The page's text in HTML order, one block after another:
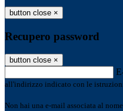
button close ×
Recupero password
button close ×
all'indirizzo indicato con le istruzioni
Non hai una e-mail associata al